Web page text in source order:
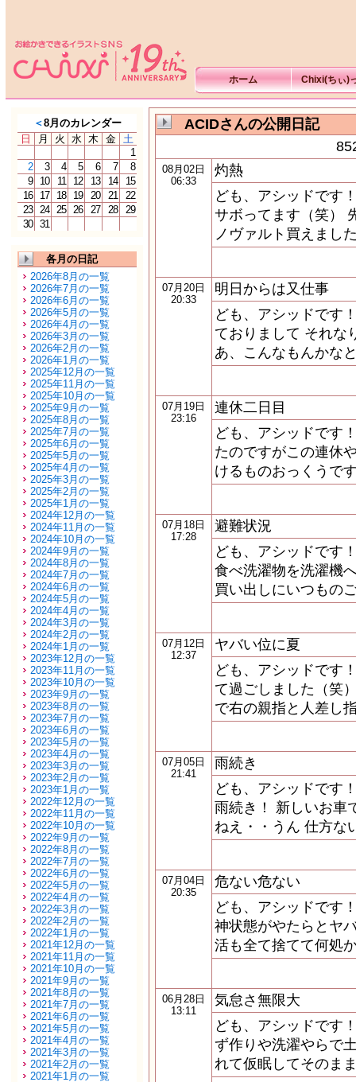
ホーム Chixi(ちぃ)
＜8月のカレンダー
日
月 火 水 木 金 土
1
2
3 4 5 6 7
8
9
10 11 12 13 14
15
16
17 18 19 20 21
22
23 24 25 26 27 28
29
30 31
各月の日記
2026年8月の一覧
2026年7月の一覧
2026年6月の一覧
2026年5月の一覧
2026年4月の一覧
2026年3月の一覧
2026年2月の一覧
2026年1月の一覧
2025年12月の一覧
2025年11月の一覧
2025年10月の一覧
2025年9月の一覧
2025年8月の一覧
2025年7月の一覧
2025年6月の一覧
2025年5月の一覧
2025年4月の一覧
2025年3月の一覧
2025年2月の一覧
2025年1月の一覧
2024年12月の一覧
2024年11月の一覧
2024年10月の一覧
2024年9月の一覧
2024年8月の一覧
2024年7月の一覧
2024年6月の一覧
2024年5月の一覧
2024年4月の一覧
2024年3月の一覧
2024年2月の一覧
2024年1月の一覧
2023年12月の一覧
2023年11月の一覧
2023年10月の一覧
2023年9月の一覧
2023年8月の一覧
2023年7月の一覧
2023年6月の一覧
2023年5月の一覧
2023年4月の一覧
2023年3月の一覧
2023年2月の一覧
2023年1月の一覧
2022年12月の一覧
2022年11月の一覧
2022年10月の一覧
2022年9月の一覧
2022年8月の一覧
2022年7月の一覧
2022年6月の一覧
2022年5月の一覧
2022年4月の一覧
2022年3月の一覧
2022年2月の一覧
2022年1月の一覧
2021年12月の一覧
2021年11月の一覧
2021年10月の一覧
2021年9月の一覧
2021年8月の一覧
2021年7月の一覧
2021年6月の一覧
2021年5月の一覧
2021年4月の一覧
2021年3月の一覧
2021年2月の一覧
2021年1月の一覧
ACIDさんの公開日記
08月02日
06:33
灼熱
ども、アシッドです
サボってます（笑）
ノヴァルト買えまし
07月20日
20:33
明日からは又仕事
ども、アシッドです
ておりまして それな
あ、こんなもんかな
07月19日
23:16
連休二日目
ども、アシッドです
たのですがこの連休
けるものおっくうで
07月18日
17:28
避難状況
ども、アシッドです
食べ洗濯物を洗濯機
買い出しにいつもの
07月12日
12:37
ヤバい位に夏
ども、アシッドです
て過ごしました（笑
で右の親指と人差し
07月05日
21:41
雨続き
ども、アシッドです
雨続き！ 新しいお車
ねえ・・うん 仕方な
07月04日
20:35
危ない危ない
ども、アシッドです
神状態がやたらとヤ
活も全て捨てて何処
06月28日
13:11
気怠さ無限大
ども、アシッドです
ず作りや洗濯やらで
れて仮眠してそのま